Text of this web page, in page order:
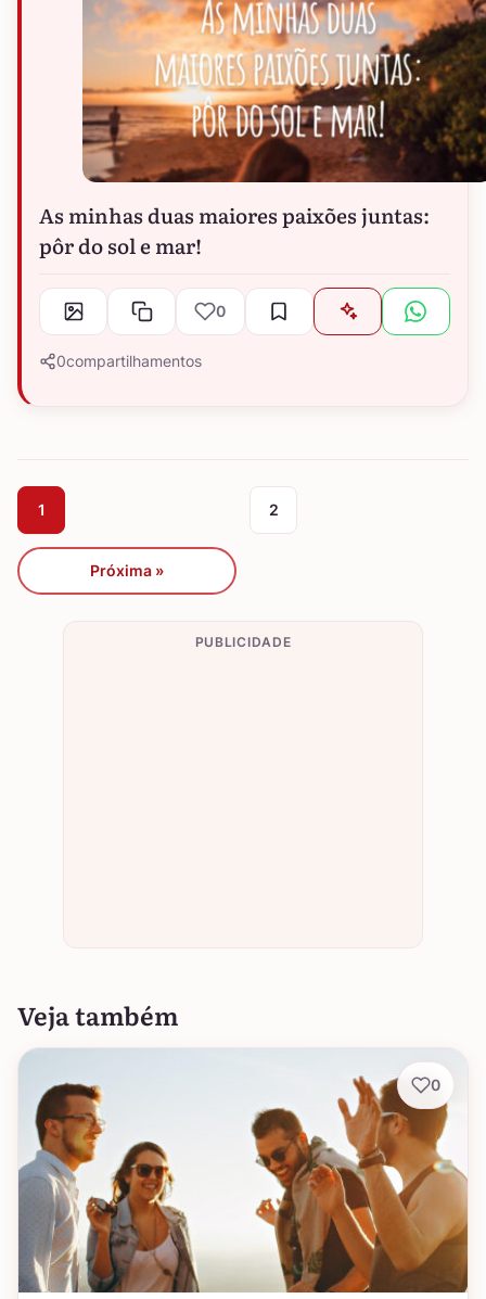
As minhas duas maiores paixões juntas:
pôr do sol e mar!
0
0compartilhamentos
1 2
Próxima »
PUBLICIDADE
Veja também
0